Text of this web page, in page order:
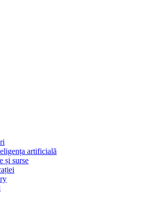
artificială
și surse